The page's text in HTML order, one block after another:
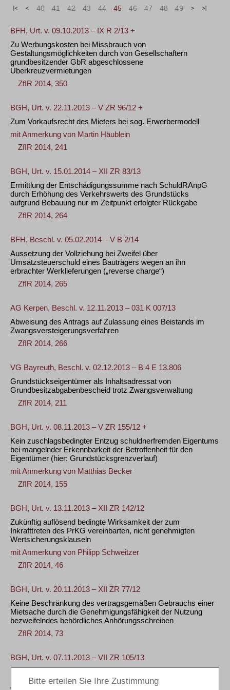
« < 40 41 42 43 44 45 46 47 48 49 > »
BFH, Urt. v. 09.10.2013 – IX R 2/13 +
Zu Werbungskosten bei Missbrauch von
Gestaltungsmöglichkeiten durch von Gesellschaftern
grundbesitzender GbR abgeschlossene
Überkreuzvermietungen
ZfIR 2014, 350
BGH, Urt. v. 22.11.2013 – V ZR 96/12 +
Zum Vorkaufsrecht des Mieters bei sog. Erwerbermodell
mit Anmerkung von Martin Häublein
ZfIR 2014, 241
BGH, Urt. v. 15.01.2014 – XII ZR 83/13
Ermittlung der Entschädigungssumme nach SchuldRAnpG
durch Erhöhung des Verkehrswerts des Grundstücks
aufgrund Bebauung nur im Zeitpunkt erfolgter Rückgabe
ZfIR 2014, 264
BFH, Beschl. v. 05.02.2014 – V B 2/14
Aussetzung der Vollziehung bei Zweifel über
Umsatzsteuerschuld eines Bauträgers wegen an ihn
erbrachter Werklieferungen („reverse charge“)
ZfIR 2014, 265
AG Kerpen, Beschl. v. 12.11.2013 – 031 K 007/13
Abweisung des Antrags auf Zulassung eines Beistands im
Zwangsversteigerungsverfahren
ZfIR 2014, 266
VG Bayreuth, Beschl. v. 02.12.2013 – B 4 E 13.806
Grundstückseigentümer als Inhaltsadressat von
Grundbesitzabgabenbescheid trotz Zwangsverwaltung
ZfIR 2014, 211
BGH, Urt. v. 08.11.2013 – V ZR 155/12 +
Kein zuschlagsbedingter Entzug schuldnerfremden Eigentums
bei mangelnder Erkennbarkeit der Betroffenheit für den
Eigentümer (hier: Grundstücksgrenzverlauf)
mit Anmerkung von Matthias Becker
ZfIR 2014, 155
BGH, Urt. v. 13.11.2013 – XII ZR 142/12
Zukünftig auflösend bedingte Wirksamkeit der zum
Inkrafttreten des PrKG vereinbarten, nicht genehmigten
Wertsicherungsklauseln
mit Anmerkung von Philipp Schweitzer
ZfIR 2014, 46
BGH, Urt. v. 20.11.2013 – XII ZR 77/12
Keine Beschränkung des vertragsgemäßen Gebrauchs einer
Mietsache durch die Genehmigungsfähigkeit der Nutzung
bezweifelndes behördliches Anhörungsschreiben
ZfIR 2014, 73
BGH, Urt. v. 07.11.2013 – VII ZR 105/13
Subunternehmer zur Freistellung des Generalunternehmers